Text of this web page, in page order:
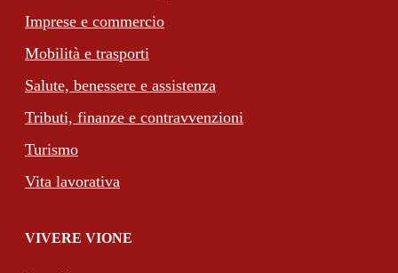
Imprese e commercio
Mobilità e trasporti
Salute, benessere e assistenza
Tributi, finanze e contravvenzioni
Turismo
Vita lavorativa
VIVERE VIONE